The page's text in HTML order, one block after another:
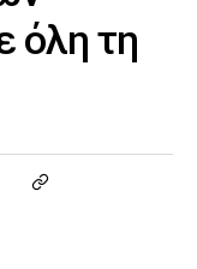
όλη τη